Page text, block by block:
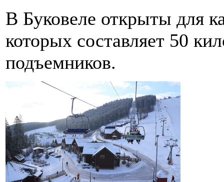
В Буковеле открыты для
которых составляет 50
подъемников.